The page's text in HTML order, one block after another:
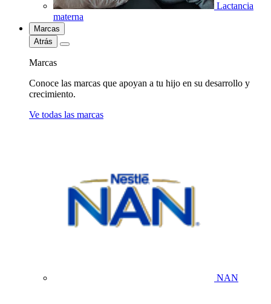
Lactancia
materna
Marcas
Atrás
Marcas
Conoce las marcas que apoyan a tu hijo en su desarrollo y
crecimiento.
Ve todas las marcas
NAN